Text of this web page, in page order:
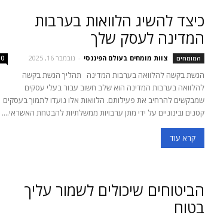
כיצד להשיג הלוואות בערבות
המדינה לעסק שלך
המומחים צוות מומחים בעולם הפיננסי - נובמבר 16, 2025 0
הגשת בקשה להלוואה בערבות המדינה תהליך הגשת בקשה
להלוואה בערבות המדינה הוא שלב חשוב עבור בעלי עסקים
שמבקשים להרחיב את פעילותם. הלוואות אלו נועדו לתמוך בעסקים
קטנים ובינוניים על ידי מתן ערבויות ממשלתיות להבטחת האשראי....
קרא עוד
הביטוחים שיכולים לשמור עליך
בטוח